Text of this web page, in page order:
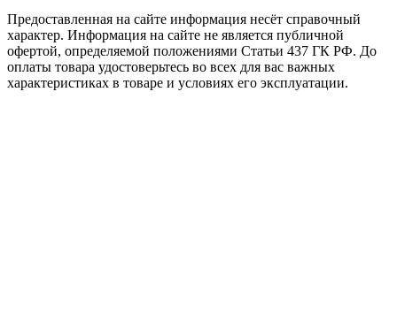
Предоставленная на сайте информация несёт справочный
характер. Информация на сайте не является публичной
офертой, определяемой положениями Статьи 437 ГК РФ. До
оплаты товара удостоверьтесь во всех для вас важных
характеристиках в товаре и условиях его эксплуатации.